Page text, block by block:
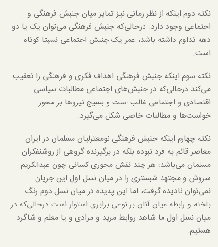
نکته دوم اینکه از نظر زمانی نیز تمایز میان جنبش فرهنگی و
اجتماعی وجود دارد. درحالی‌که جنبش فرهنگی می‌توان یک یا دو
دهه تداوم داشته باشد، عمر یک جنبش اجتماعی نسبتا کوتاه
است.
نکته سوم اینکه جنبش فرهنگی اهداف فکری و فرهنگی را تعقیب
می‌کند درحالی‌که در جنبش‌های اجتماعی مطالبات سیاسی
اقتصادی و اجتماعی غالب است و بسیج نیروها بر محور
خواست‌ها و مطالبات خاصی شکل می‌گیرد.
نکته چهارم اینکه جنبش فرهنگی نومعتزلیان مسلمان در ایران
معاصر قائم به فرد نبوده بلکه در برگیرنده گروهی از روشنفکران
مسلمان می‌باشد؛ هر چند نقش محوری کسانی چون عبدالکریم
سروش و مجتهد شبستری را در میان نسل اول این جریان
نمی‌توان نادیده گرفت، اما این پدیده در میان نسل دوم رنگ
باخته و رابطه میان آنان بر نوعی برابری استوار است درحالی‌که در
میان نسل اول ما شاهد روابط مرید و مرادی و یا معلم و شاگرد
هستیم.